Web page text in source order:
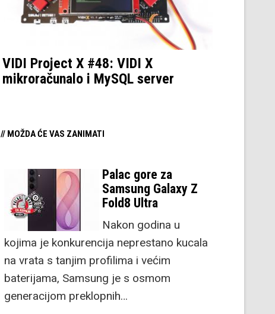
VIDI Project X #48: VIDI X
mikroračunalo i MySQL server
// MOŽDA ĆE VAS ZANIMATI
Palac gore za
Samsung Galaxy Z
Fold8 Ultra
Nakon godina u
kojima je konkurencija neprestano kucala
na vrata s tanjim profilima i većim
baterijama, Samsung je s osmom
generacijom preklopnih…